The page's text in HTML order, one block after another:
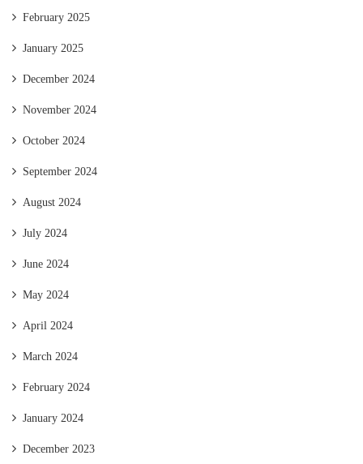
February 2025
January 2025
December 2024
November 2024
October 2024
September 2024
August 2024
July 2024
June 2024
May 2024
April 2024
March 2024
February 2024
January 2024
December 2023